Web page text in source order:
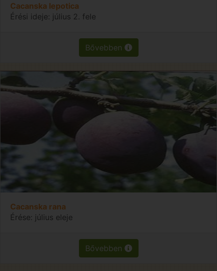
Cacanska lepotica
Érési ideje: július 2. fele
Bővebben
Cacanska rana
Érése: július eleje
Bővebben